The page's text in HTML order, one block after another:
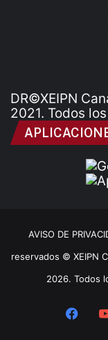
DR©XEIPN
2021. Todos
AVISO DE
reservados © XEIPN
2026. Todos